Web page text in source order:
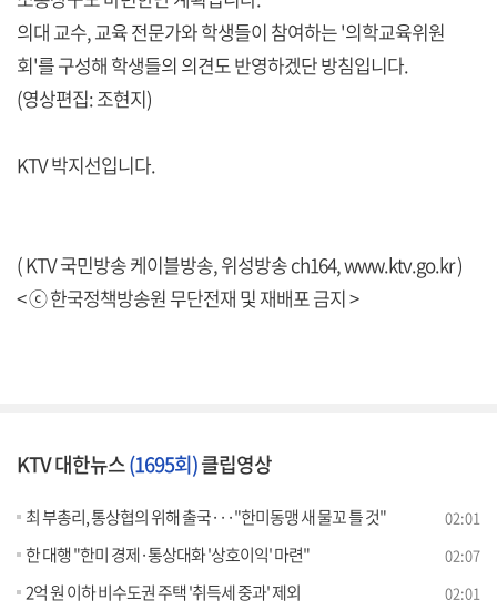
의대 교수, 교육 전문가와 학생들이 참여하는 '의학교육위원
회'를 구성해 학생들의 의견도 반영하겠단 방침입니다.
(영상편집: 조현지)
KTV 박지선입니다.
( KTV 국민방송 케이블방송, 위성방송 ch164,www.ktv.go.kr)
< ⓒ 한국정책방송원 무단전재 및 재배포 금지 >
KTV 대한뉴스(1695회)클립영상
최 부총리, 통상협의 위해 출국···"한미동맹 새 물꼬 틀 것" 02:01
한 대행 "한미 경제·통상대화 '상호이익' 마련" 02:07
2억 원 이하 비수도권 주택 '취득세 중과' 제외 02:01